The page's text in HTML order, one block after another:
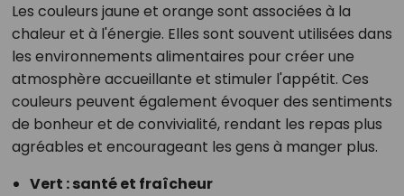
Les couleurs jaune et orange sont associées à la
chaleur et à l'énergie. Elles sont souvent utilisées dans
les environnements alimentaires pour créer une
atmosphère accueillante et stimuler l'appétit. Ces
couleurs peuvent également évoquer des sentiments
de bonheur et de convivialité, rendant les repas plus
agréables et encourageant les gens à manger plus.
Vert : santé et fraîcheur